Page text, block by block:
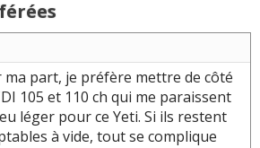
ma part, je préfère mettre de côté
105 et 110 ch qui me paraissent
léger pour ce Yeti. Si ils restent
à vide, tout se complique